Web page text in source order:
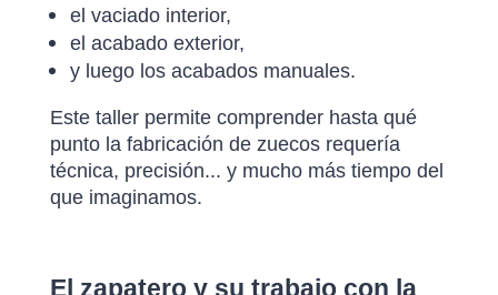
el vaciado interior,
el acabado exterior,
y luego los acabados manuales.
Este taller permite comprender hasta qué
punto la fabricación de zuecos requería
técnica, precisión... y mucho más tiempo del
que imaginamos.
El zapatero y su trabajo con la